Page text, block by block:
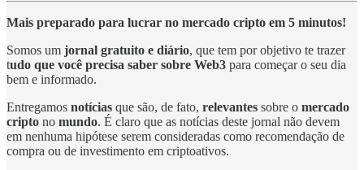
Mais preparado para lucrar no mercado cripto em 5 minutos!
Somos um jornal gratuito e diário, que tem por objetivo te trazer
tudo que você precisa saber sobre Web3 para começar o seu dia
bem e informado.
Entregamos notícias que são, de fato, relevantes sobre o mercado
cripto no mundo. É claro que as notícias deste jornal não devem
em nenhuma hipótese serem consideradas como recomendação de
compra ou de investimento em criptoativos.